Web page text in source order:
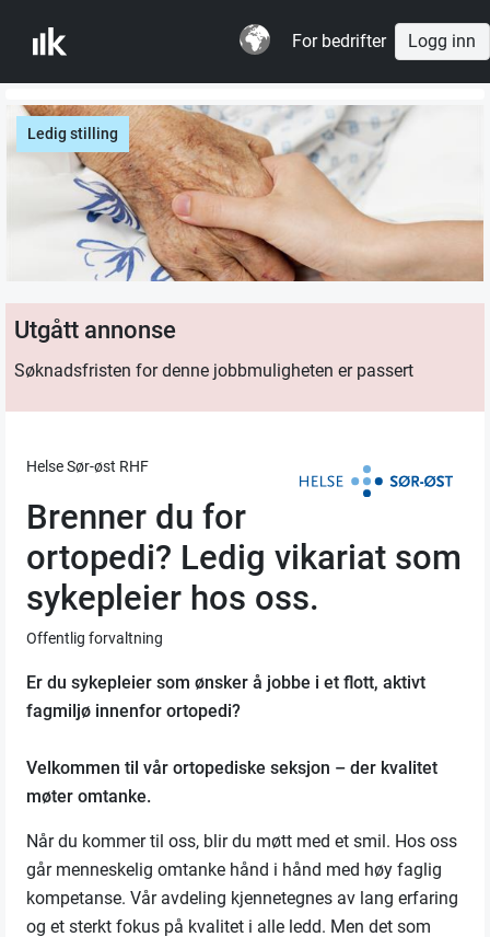
For bedrifter Logg inn
Ledig stilling
Utgått annonse
Søknadsfristen for denne jobbmuligheten er passert
Helse Sør-øst RHF
Brenner du for
ortopedi? Ledig vikariat som
sykepleier hos oss.
Offentlig forvaltning
Er du sykepleier som ønsker å jobbe i et flott, aktivt
fagmiljø innenfor ortopedi?
Velkommen til vår ortopediske seksjon – der kvalitet
møter omtanke.
Når du kommer til oss, blir du møtt med et smil. Hos oss
går menneskelig omtanke hånd i hånd med høy faglig
kompetanse. Vår avdeling kjennetegnes av lang erfaring
og et sterkt fokus på kvalitet i alle ledd. Men det som